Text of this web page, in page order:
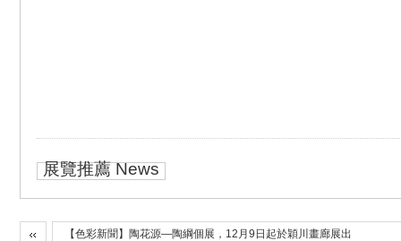
展覽推薦 News
【色彩新聞】陶花源—陶綱個展，12月9日起於穎川畫廊展出